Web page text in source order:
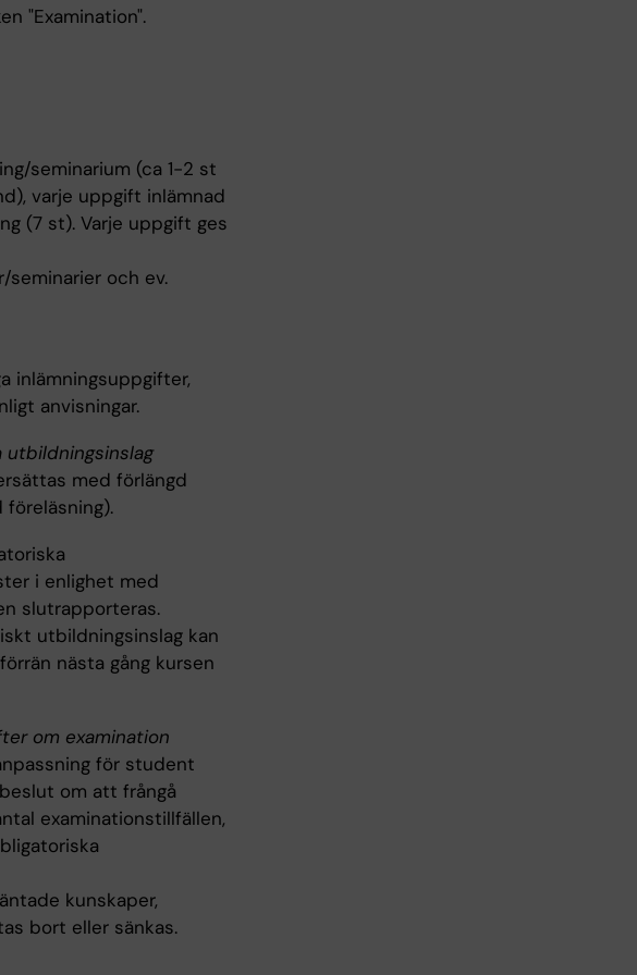
"Examination".
seminarium (ca 1-2 st
varje uppgift inlämnad
(7 st). Varje uppgift ges
seminarier och ev.
inlämningsuppgifter,
anvisningar.
utbildningsinslag
med förlängd
föreläsning).
i enlighet med
slutrapporteras.
utbildningsinslag kan
nästa gång kursen
om examination
för student
om att frångå
examinationstillfällen,
kunskaper,
bort eller sänkas.